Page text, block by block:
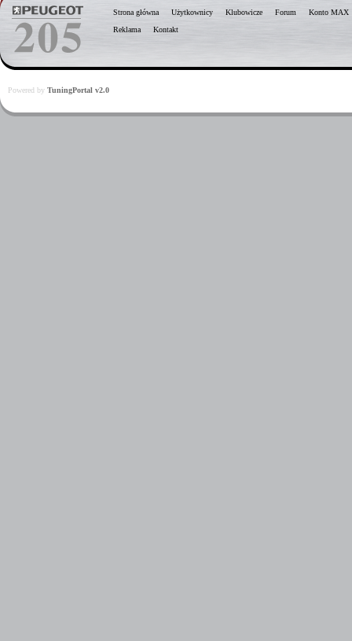
Strona główna Użytkownicy Klubowicze Forum
Konto MAX
Reklama
Kontakt
Powered by TuningPortal v2.0